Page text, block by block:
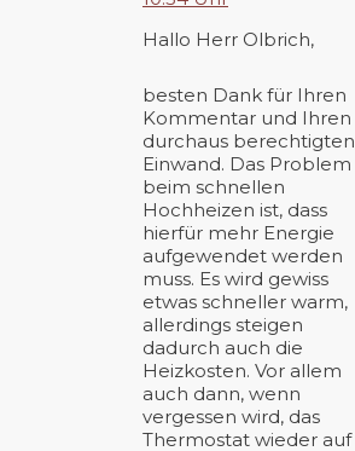
Hallo Herr Olbrich,
besten Dank für Ihren
Kommentar und Ihren
durchaus berechtigten
Einwand. Das Problem
beim schnellen
Hochheizen ist, dass
hierfür mehr Energie
aufgewendet werden
muss. Es wird gewiss
etwas schneller warm,
allerdings steigen
dadurch auch die
Heizkosten. Vor allem
auch dann, wenn
vergessen wird, das
Thermostat wieder auf